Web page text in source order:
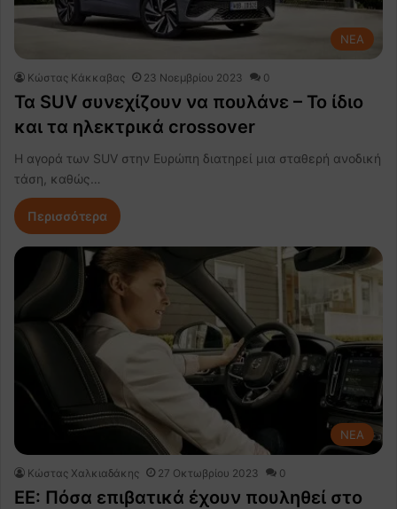
NEA
Κώστας Κάκκαβας 23 Νοεμβρίου 2023 0
Τα SUV συνεχίζουν να πουλάνε – Το ίδιο
και τα ηλεκτρικά crossover
Η αγορά των SUV στην Ευρώπη διατηρεί μια σταθερή ανοδική
τάση, καθώς…
Περισσότερα
NEA
Κώστας Χαλκιαδάκης 27 Οκτωβρίου 2023 0
EE: Πόσα επιβατικά έχουν πουληθεί στο